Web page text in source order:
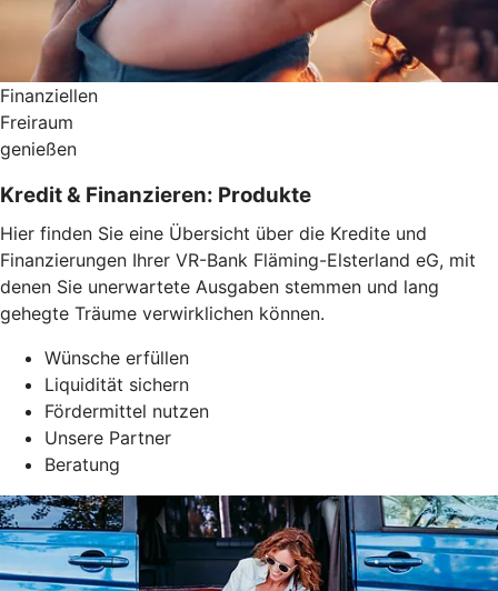
Finanziellen
Freiraum
genießen
Kredit & Finanzieren: Produkte
Hier finden Sie eine Übersicht über die Kredite und
Finanzierungen Ihrer VR-Bank Fläming-Elsterland eG, mit
denen Sie unerwartete Ausgaben stemmen und lang
gehegte Träume verwirklichen können.
Wünsche erfüllen
Liquidität sichern
Fördermittel nutzen
Unsere Partner
Beratung